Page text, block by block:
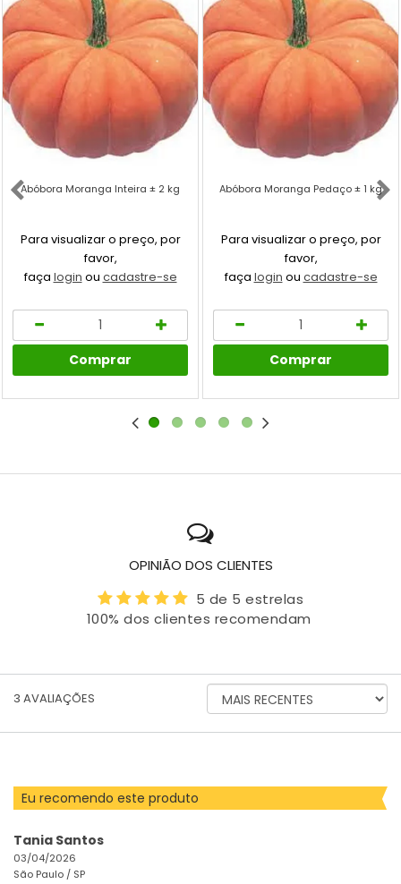
Abóbora Moranga Inteira ± 2 kg
Para visualizar o preço, por
favor,
faça login ou cadastre-se
Comprar
Abóbora Moranga Pedaço ± 1 kg
Para visualizar o preço, por
favor,
faça login ou cadastre-se
Comprar
OPINIÃO DOS CLIENTES
5 de 5 estrelas
100% dos clientes recomendam
3 AVALIAÇÕES
ORDENAR
AVALIAÇÕES
Eu recomendo este produto
Tania Santos
03/04/2026
São Paulo / SP